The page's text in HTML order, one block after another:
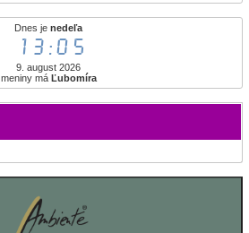
Dnes je nedeľa
13:05
9. august 2026
meniny má Ľubomíra